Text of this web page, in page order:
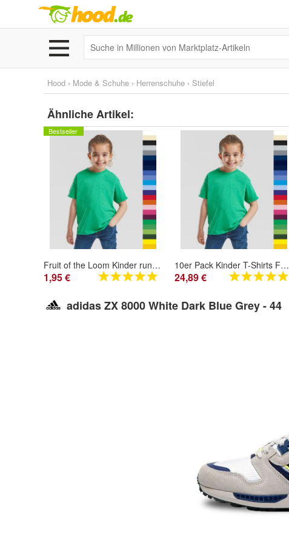
Hood › Mode & Schuhe › Herrenschuhe › Stiefel
Ähnliche Artikel:
Bestseller
Fruit of the Loom Kinder rundhals T-Shirt Baumwolle Kids Valueweight NEU
1,95 €
10er Pack Kinder T-Shirts FRUIT OF THE LOOM Kids Valueweight Tee 61-033-0 NEU
24,89 €
adidas ZX 8000 White Dark Blue Grey - 44